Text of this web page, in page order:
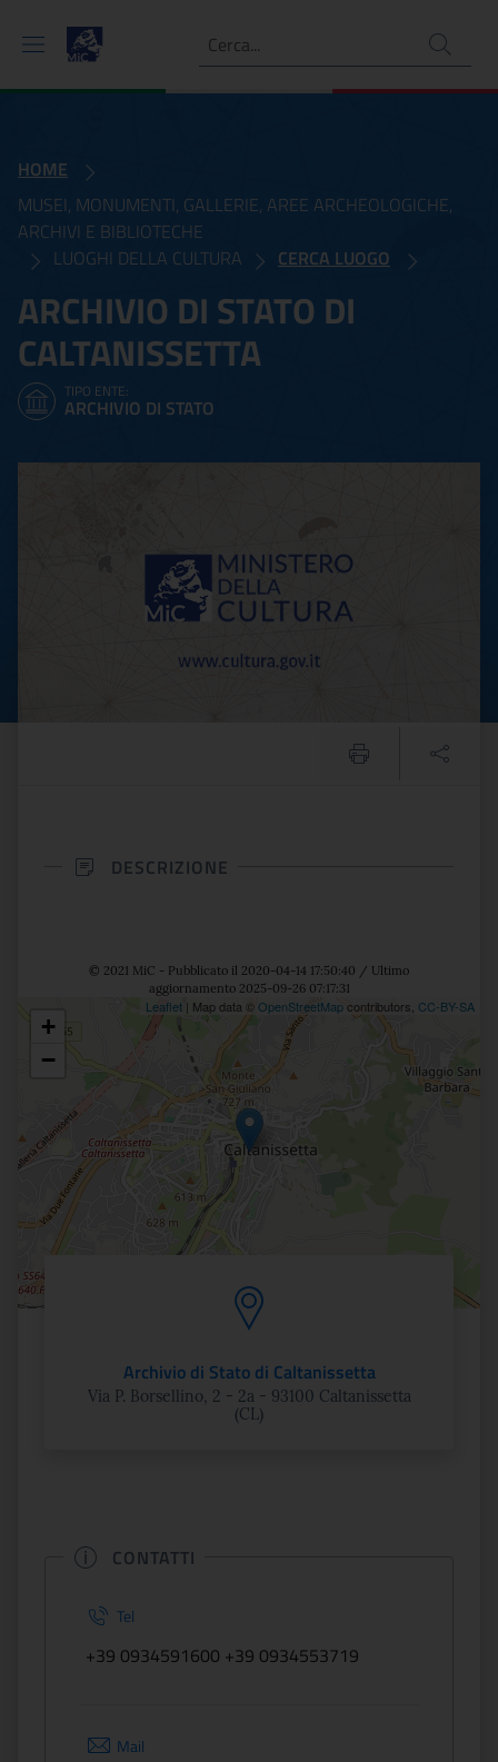
Ricerca
HOME
MUSEI, MONUMENTI, GALLERIE, AREE ARCHEOLOGICHE,
ARCHIVI E BIBLIOTECHE
LUOGHI DELLA CULTURA
CERCA LUOGO
ARCHIVIO DI STATO DI
CALTANISSETTA
TIPO ENTE:
ARCHIVIO DI STATO
DESCRIZIONE
© 2021 MiC - Pubblicato il 2020-04-14 17:50:40 / Ultimo
aggiornamento 2025-09-26 07:17:31
Posizione
+
−
Leaflet | Map data © OpenStreetMapcontributors, CC-BY-SA
Archivio di Stato di Caltanissetta
Via P. Borsellino, 2 - 2a - 93100 Caltanissetta
(CL)
CONTATTI
Tel
+39 0934591600 +39 0934553719
Mail